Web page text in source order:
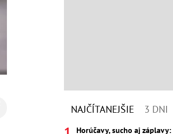
NAJČÍTANEJŠIE 3 DNI
Horúčavy, sucho aj